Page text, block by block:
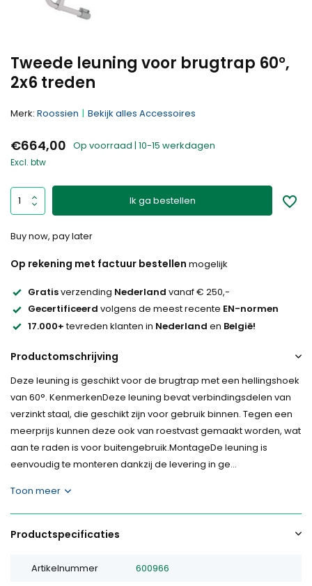
Tweede leuning voor brugtrap 60°,
2x6 treden
Merk: Roossien Bekijk alles Accessoires
€664,00 Op voorraad | 10-15 werkdagen
Excl. btw
Ik ga bestellen
Buy now, pay later
Op rekening met factuur bestellen mogelijk
Gratisverzending Nederland vanaf € 250,-
Gecertificeerd volgens de meest recente EN-normen
17.000+tevreden klanten in Nederland en België!
Productomschrijving
Deze leuning is geschikt voor de brugtrap met een hellingshoek
van 60°. KenmerkenDeze leuning bevat verbindingsdelen van
verzinkt staal, die geschikt zijn voor gebruik binnen. Tegen een
meerprijs kunnen deze ook van roestvast gemaakt worden, wat
aan te raden is voor buitengebruik.MontageDe leuning is
eenvoudig te monteren dankzij de levering in ge...
Toon meer
Productspecificaties
Artikelnummer 600966